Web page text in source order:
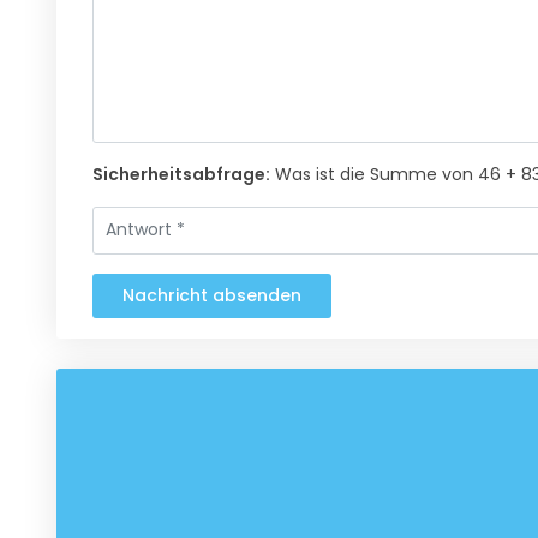
Sicherheitsabfrage: Was ist die Summe von 46 +
Nachricht absenden